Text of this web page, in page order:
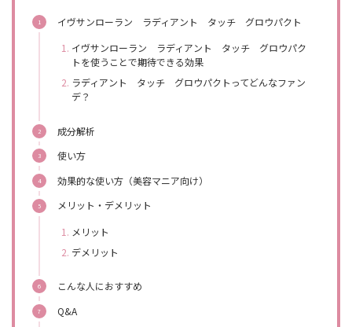
イヴサンローラン ラディアント タッチ グロウパクト
イヴサンローラン ラディアント タッチ グロウパク
トを使うことで期待できる効果
ラディアント タッチ グロウパクトってどんなファン
デ？
成分解析
使い方
効果的な使い方（美容マニア向け）
メリット・デメリット
メリット
デメリット
こんな人におすすめ
Q&A